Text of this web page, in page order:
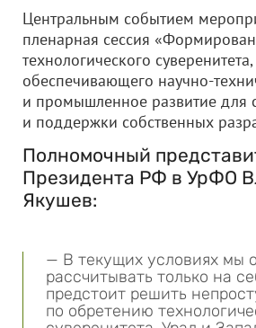
Центральным событием
пленарная сессия
технологического суверенитета,
обеспечивающего научно-
и промышленное развитие для
и поддержки собственных
Полномочный
Президента РФ в УрФО
Якушев:
— В текущих условиях мы
рассчитывать только на
предстоит решить
по обретению